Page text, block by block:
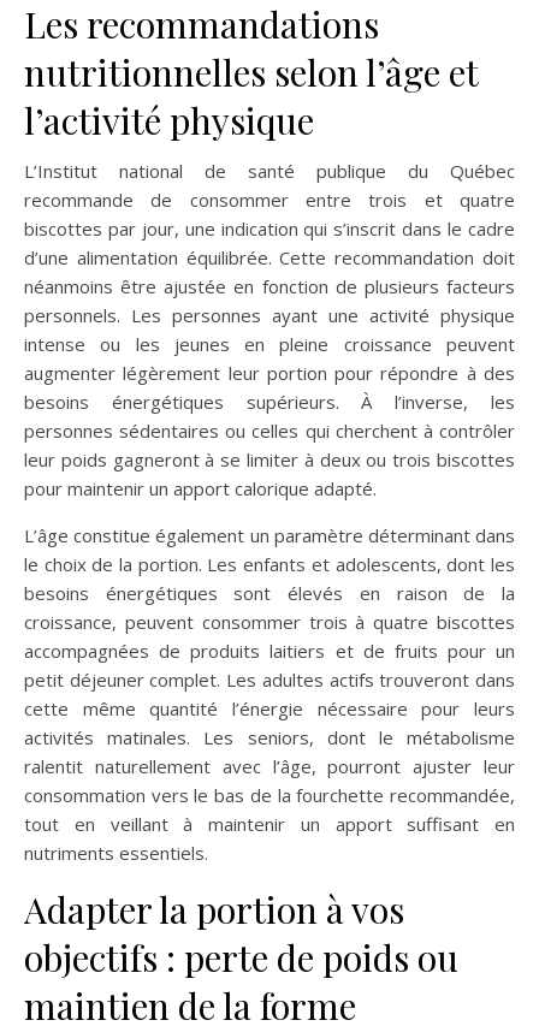
Les recommandations
nutritionnelles selon l’âge et
l’activité physique
L’Institut national de santé publique du Québec
recommande de consommer entre trois et quatre
biscottes par jour, une indication qui s’inscrit dans le cadre
d’une alimentation équilibrée. Cette recommandation doit
néanmoins être ajustée en fonction de plusieurs facteurs
personnels. Les personnes ayant une activité physique
intense ou les jeunes en pleine croissance peuvent
augmenter légèrement leur portion pour répondre à des
besoins énergétiques supérieurs. À l’inverse, les
personnes sédentaires ou celles qui cherchent à contrôler
leur poids gagneront à se limiter à deux ou trois biscottes
pour maintenir un apport calorique adapté.
L’âge constitue également un paramètre déterminant dans
le choix de la portion. Les enfants et adolescents, dont les
besoins énergétiques sont élevés en raison de la
croissance, peuvent consommer trois à quatre biscottes
accompagnées de produits laitiers et de fruits pour un
petit déjeuner complet. Les adultes actifs trouveront dans
cette même quantité l’énergie nécessaire pour leurs
activités matinales. Les seniors, dont le métabolisme
ralentit naturellement avec l’âge, pourront ajuster leur
consommation vers le bas de la fourchette recommandée,
tout en veillant à maintenir un apport suffisant en
nutriments essentiels.
Adapter la portion à vos
objectifs : perte de poids ou
maintien de la forme